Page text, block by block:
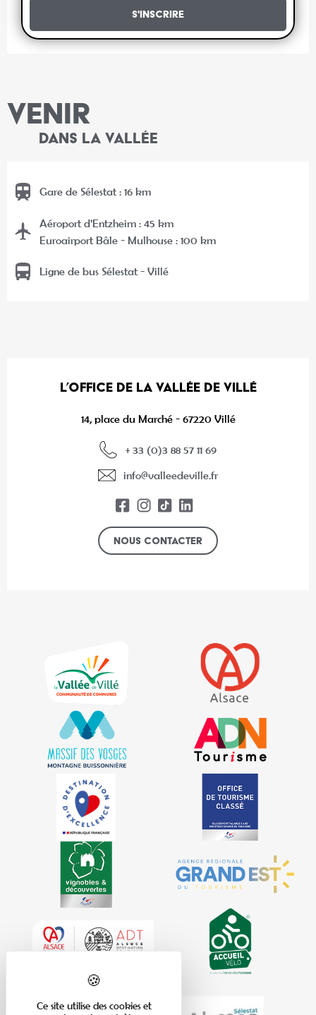
S'inscrire
VENIR
DANS LA VALLÉE
Gare de Sélestat : 16 km
Aéroport d’Entzheim : 45 km
Euroairport Bâle - Mulhouse : 100 km
Ligne de bus Sélestat - Villé
L’OFFICE DE LA VALLÉE DE VILLÉ
14, place du Marché - 67220 Villé
+ 33 (0)3 88 57 11 69
info@valleedeville.fr
Nous contacter
Ce site utilise des cookies et